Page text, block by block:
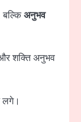
अनुभव
और शक्ति अनुभव
लगे।